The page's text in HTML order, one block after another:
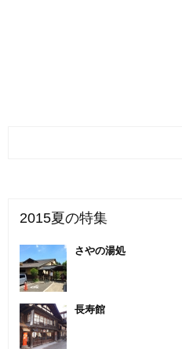
2015夏の特集
さやの湯処
長寿館